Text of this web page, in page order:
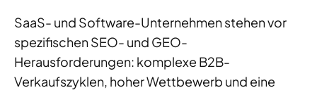
SaaS- und Software-Unternehmen stehen vor
spezifischen SEO- und GEO-
Herausforderungen: komplexe B2B-
Verkaufszyklen, hoher Wettbewerb und eine